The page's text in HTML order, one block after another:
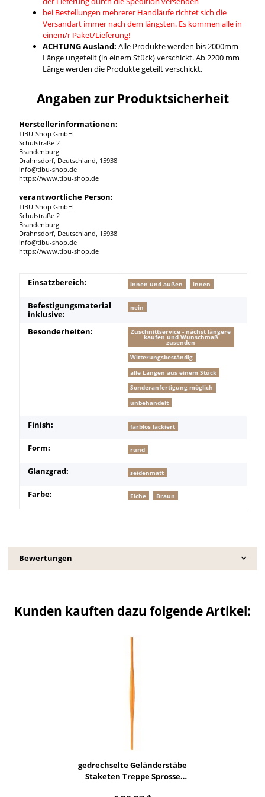
bei Bestellungen mehrerer Handläufe richtet sich die
Versandart immer nach dem längsten. Es kommen alle in
einem/r Paket/Lieferung!
ACHTUNG Ausland: Alle Produkte werden bis 2000mm
Länge ungeteilt (in einem Stück) verschickt. Ab 2200 mm
Länge werden die Produkte geteilt verschickt.
Angaben zur Produktsicherheit
Herstellerinformationen:
TIBU-Shop GmbH
Schulstraße 2
Brandenburg
Drahnsdorf, Deutschland, 15938
info@tibu-shop.de
https://www.tibu-shop.de
verantwortliche Person:
TIBU-Shop GmbH
Schulstraße 2
Brandenburg
Drahnsdorf, Deutschland, 15938
info@tibu-shop.de
https://www.tibu-shop.de
Produkteigenschaft
Wert
Einsatzbereich: innen und außen innen
Befestigungsmaterial
inklusive:
nein
Besonderheiten: Zuschnittservice - nächst längere
kaufen und Wunschmaß
zusenden
Witterungsbeständig
alle Längen aus einem Stück
Sonderanfertigung möglich
unbehandelt
Finish: farblos lackiert
Form: rund
Glanzgrad: seidenmatt
Farbe: Eiche Braun
Bewertungen
Kunden kauften dazu folgende Artikel:
gedrechselte Geländerstäbe
Staketen Treppe Sprosse